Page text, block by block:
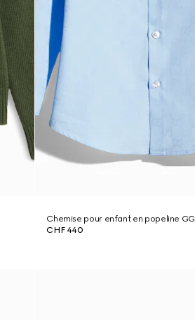
Chemise pour enfant en popeline GG
CHF 440